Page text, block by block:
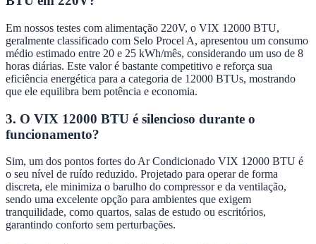
Em nossos testes com alimentação 220V, o VIX 12000 BTU,
geralmente classificado com Selo Procel A, apresentou um consumo
médio estimado entre 20 e 25 kWh/mês, considerando um uso de 8
horas diárias. Este valor é bastante competitivo e reforça sua
eficiência energética para a categoria de 12000 BTUs, mostrando
que ele equilibra bem potência e economia.
3. O VIX 12000 BTU é silencioso durante o
funcionamento?
Sim, um dos pontos fortes do Ar Condicionado VIX 12000 BTU é
o seu nível de ruído reduzido. Projetado para operar de forma
discreta, ele minimiza o barulho do compressor e da ventilação,
sendo uma excelente opção para ambientes que exigem
tranquilidade, como quartos, salas de estudo ou escritórios,
garantindo conforto sem perturbações.